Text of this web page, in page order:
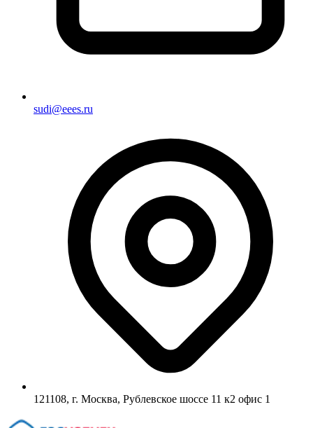
sudi@eees.ru
121108, г. Москва, Рублевское шоссе 11 к2 офис 1